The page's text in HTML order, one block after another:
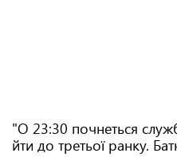
"О 23:30 почнеться
йти до третьої ранку.